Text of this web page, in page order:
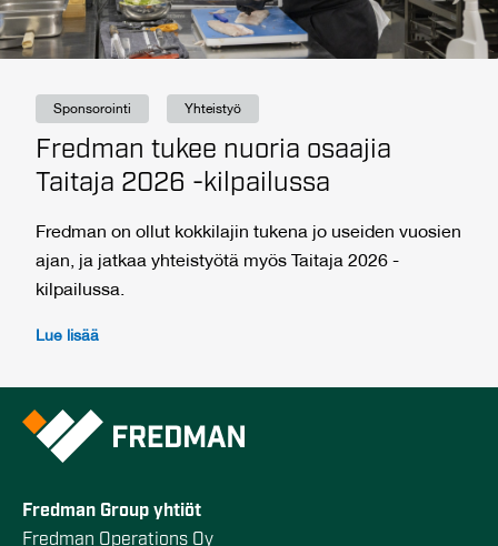
Sponsorointi Yhteistyö
Fredman tukee nuoria osaajia
Taitaja 2026 -kilpailussa
Fredman on ollut kokkilajin tukena jo useiden vuosien
ajan, ja jatkaa yhteistyötä myös Taitaja 2026 -
kilpailussa.
Lue lisää
Fredman Group yhtiöt
Fredman Operations Oy